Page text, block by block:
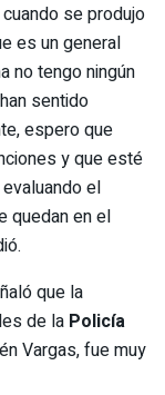
se produjo
es un general
no tengo ningún
sentido
espero que
y que esté
el
quedan en el
que la
de la Policía
Vargas, fue muy